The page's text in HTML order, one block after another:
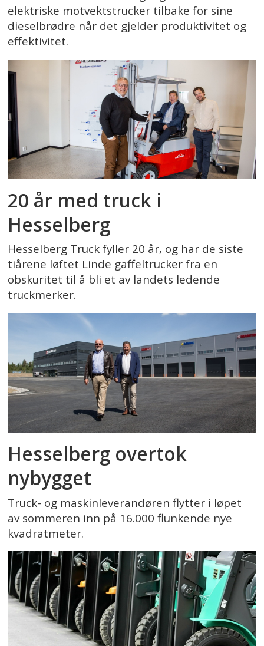
elektriske motvektstrucker tilbake for sine
dieselbrødre når det gjelder produktivitet og
effektivitet.
20 år med truck i
Hesselberg
Hesselberg Truck fyller 20 år, og har de siste
tiårene løftet Linde gaffeltrucker fra en
obskuritet til å bli et av landets ledende
truckmerker.
Hesselberg overtok
nybygget
Truck- og maskinleverandøren flytter i løpet
av sommeren inn på 16.000 flunkende nye
kvadratmeter.